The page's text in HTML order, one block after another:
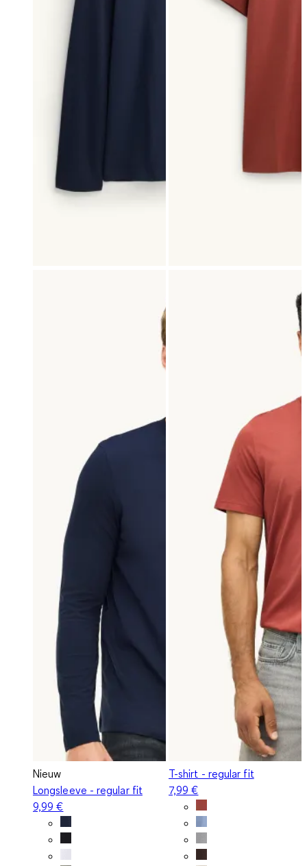
Nieuw
Longsleeve - regular fit
9,99 €
T-shirt - regular fit
7,99 €